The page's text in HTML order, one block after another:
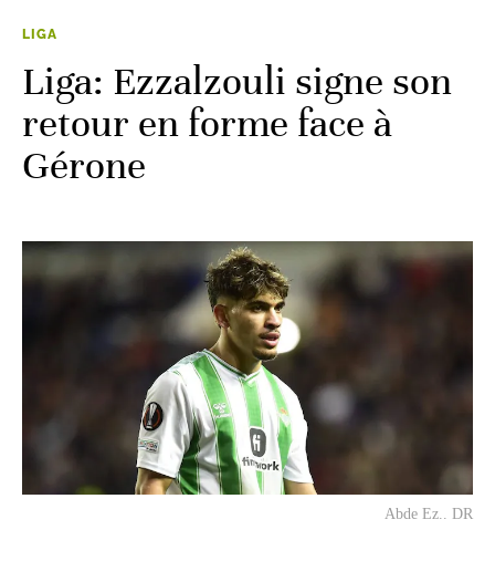
LIGA
Liga: Ezzalzouli signe son
retour en forme face à
Gérone
Abde Ez.. DR